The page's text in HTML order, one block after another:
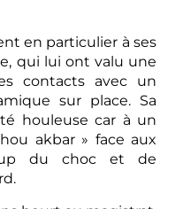
en particulier à ses
qui lui ont valu une
contacts avec un
sur place. Sa
houleuse car à un
akbar » face aux
du choc et de